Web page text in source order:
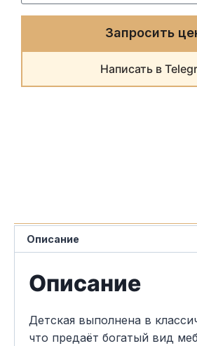
Запросить
Написать в
Описание
Описание
Детская выполнена в
что предаёт богатый вид